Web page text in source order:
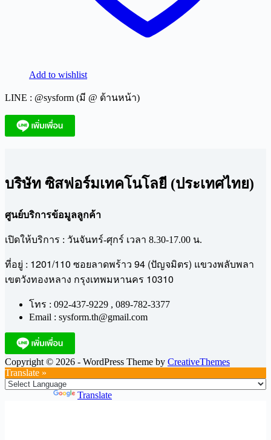
Add to wishlist
LINE : @sysform (มี @ ด้านหน้า)
บริษัท ซิสฟอร์มเทคโนโลยี (ประเทศไทย)
ศูนย์บริการข้อมูลลูกค้า
เปิดให้บริการ : วันจันทร์-ศุกร์ เวลา 8.30-17.00 น.
ที่อยู่ : 1201/110 ซอยลาดพร้าว 94 (ปัญจมิตร) แขวงพลับพลา
เขตวังทองหลาง กรุงเทพมหานคร 10310
โทร : 092-437-9229 , 089-782-3377
Email : sysform.th@gmail.com
Copyright © 2026 - WordPress Theme by CreativeThemes
Translate »
Translate